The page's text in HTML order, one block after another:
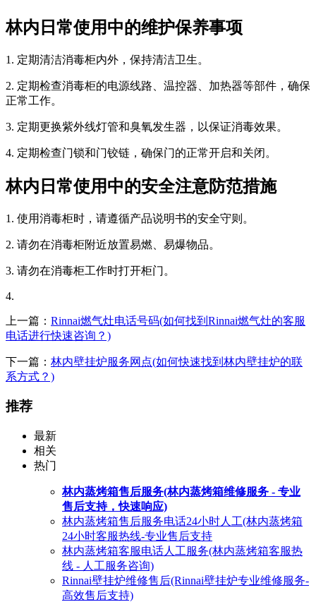
林内日常使用中的维护保养事项
1. 定期清洁消毒柜内外，保持清洁卫生。
2. 定期检查消毒柜的电源线路、温控器、加热器等部件，确保
正常工作。
3. 定期更换紫外线灯管和臭氧发生器，以保证消毒效果。
4. 定期检查门锁和门铰链，确保门的正常开启和关闭。
林内日常使用中的安全注意防范措施
1. 使用消毒柜时，请遵循产品说明书的安全守则。
2. 请勿在消毒柜附近放置易燃、易爆物品。
3. 请勿在消毒柜工作时打开柜门。
4.
上一篇： Rinnai燃气灶电话号码(如何找到Rinnai燃气灶的客服
电话进行快速咨询？)
下一篇： 林内壁挂炉服务网点(如何快速找到林内壁挂炉的联
系方式？)
推荐
最新
相关
热门
林内蒸烤箱售后服务(林内蒸烤箱维修服务 - 专业
售后支持，快速响应)
林内蒸烤箱售后服务电话24小时人工(林内蒸烤箱
24小时客服热线-专业售后支持
林内蒸烤箱客服电话人工服务(林内蒸烤箱客服热
线 - 人工服务咨询)
Rinnai壁挂炉维修售后(Rinnai壁挂炉专业维修服务-
高效售后支持)